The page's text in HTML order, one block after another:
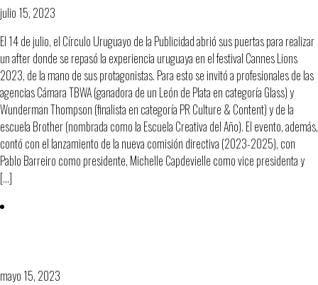
julio 15, 2023
El 14 de julio, el Círculo Uruguayo de la Publicidad abrió sus puertas para realizar
un after donde se repasó la experiencia uruguaya en el festival Cannes Lions
2023, de la mano de sus protagonistas. Para esto se invitó a profesionales de las
agencias Cámara TBWA (ganadora de un León de Plata en categoría Glass) y
Wunderman Thompson (finalista en categoría PR Culture & Content) y de la
escuela Brother (nombrada como la Escuela Creativa del Año). El evento, además,
contó con el lanzamiento de la nueva comisión directiva (2023-2025), con
Pablo Barreiro como presidente, Michelle Capdevielle como vice presidenta y
[…]
mayo 15, 2023